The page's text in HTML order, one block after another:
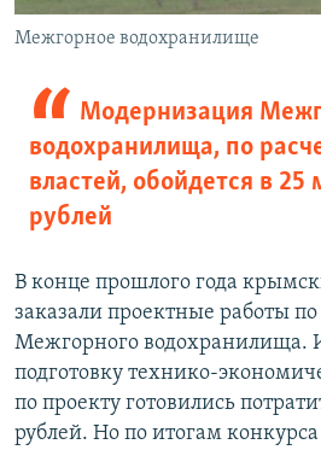
Межгорное водохранилище
Модернизация
водохранилища, по
властей, обойдется в 25
рублей
В конце прошлого года
заказали проектные работы
Межгорного водохранилища.
подготовку технико-
по проекту готовились
рублей. Но по итогам